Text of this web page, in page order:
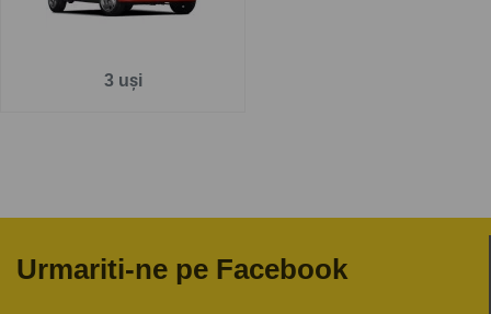
anticorozivă și sunt cuo garanție de 5 ani
alege instalația electrică în funcție de ceea ce ați dori să
3 uși
Urmariti-ne pe Facebook